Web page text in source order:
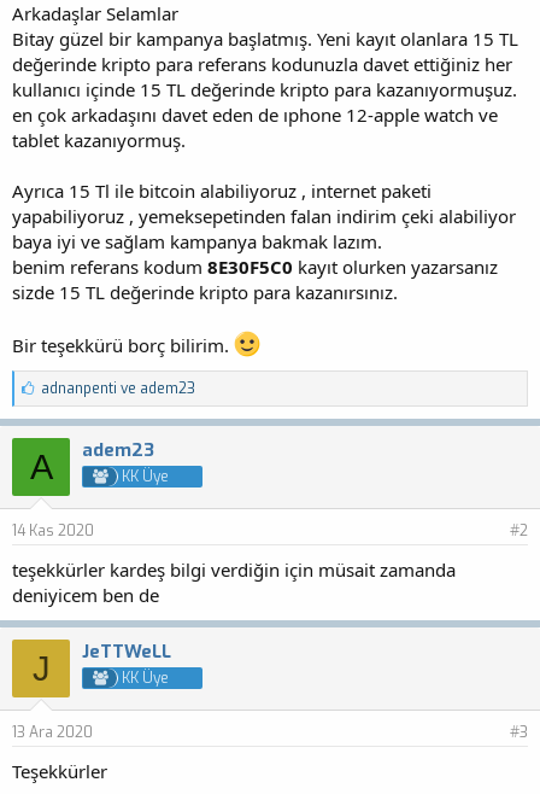
a
ş
l
a
a
n
ç
t
a
r
i
h
i
Arkadaşlar Selamlar
Bitay güzel bir kampanya başlatmış. Yeni kayıt olanlara 15 TL
değerinde kripto para referans kodunuzla davet ettiğiniz her
kullanıcı içinde 15 TL değerinde kripto para kazanıyormuşuz.
en çok arkadaşını davet eden de ıphone 12-apple watch ve
tablet kazanıyormuş.
Ayrıca 15 Tl ile bitcoin alabiliyoruz , internet paketi
yapabiliyoruz , yemeksepetinden falan indirim çeki alabiliyor
baya iyi ve sağlam kampanya bakmak lazım.
benim referans kodum 8E30F5C0 kayıt olurken yazarsanız
sizde 15 TL değerinde kripto para kazanırsınız.
Bir teşekkürü borç bilirim.
B
e
ğ
n
l
r
adnanpenti ve adem23
A adem23
KK Üye
14 Kas 2020 #2
teşekkürler kardeş bilgi verdiğin için müsait zamanda
deniyicem ben de
J JeTTWeLL
KK Üye
13 Ara 2020 #3
Teşekkürler